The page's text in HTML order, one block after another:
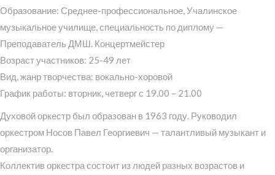
Образование: Среднее-профессиональное, Учалинское
музыкальное училище, специальность по диплому —
Преподаватель ДМШ. Концертмейстер
Возраст участников: 25-49 лет
Вид, жанр творчества: вокально-хоровой
График работы: вторник, четверг с 19.00 – 21.00
Духовой оркестр был образован в 1963 году. Руководил
оркестром Носов Павел Георгиевич — талантливый музыкант и
организатор.
Коллектив оркестра состоит из людей разных возрастов и